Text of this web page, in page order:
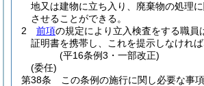
地又は建物に立ち入り、廃棄物の処理
させることができる。
2
前項の規定により立入検査をする職員
証明書を携帯し、これを提示しなければ
(平16条例3・一部改正)
(委任)
第38条
この条例の施行に関し必要な事